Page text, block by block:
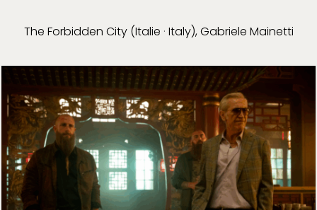
The Forbidden City (Italie · Italy), Gabriele Mainetti